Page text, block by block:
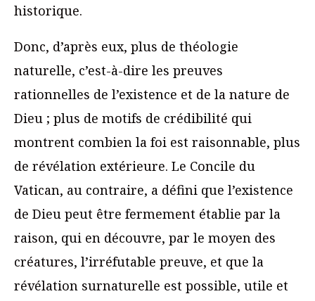
historique.
Donc, d’après eux, plus de théologie
naturelle, c’est-à-dire les preuves
rationnelles de l’existence et de la nature de
Dieu ; plus de motifs de crédibilité qui
montrent combien la foi est raisonnable, plus
de révélation extérieure. Le Concile du
Vatican, au contraire, a défini que l’existence
de Dieu peut être fermement établie par la
raison, qui en découvre, par le moyen des
créatures, l’irréfutable preuve, et que la
révélation surnaturelle est possible, utile et